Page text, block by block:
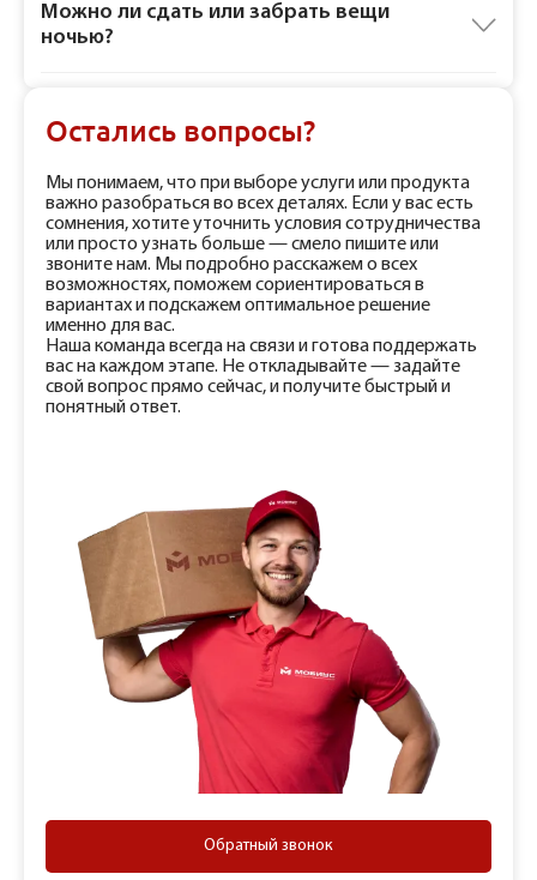
Можно ли сдать или забрать вещи
ночью?
Остались вопросы?
Мы понимаем, что при выборе услуги или продукта
важно разобраться во всех деталях. Если у вас есть
сомнения, хотите уточнить условия сотрудничества
или просто узнать больше — смело пишите или
звоните нам. Мы подробно расскажем о всех
возможностях, поможем сориентироваться в
вариантах и подскажем оптимальное решение
именно для вас.
Наша команда всегда на связи и готова поддержать
вас на каждом этапе. Не откладывайте — задайте
свой вопрос прямо сейчас, и получите быстрый и
понятный ответ.
Обратный звонок